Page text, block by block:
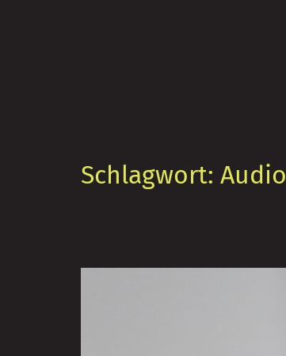
Schlagwort: Audio